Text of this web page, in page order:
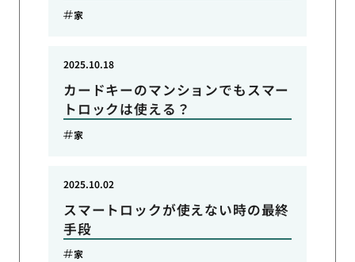
家
カードキーのマンションでもスマー
トロックは使える？
2025.10.18
家
スマートロックが使えない時の最終
手段
2025.10.02
家